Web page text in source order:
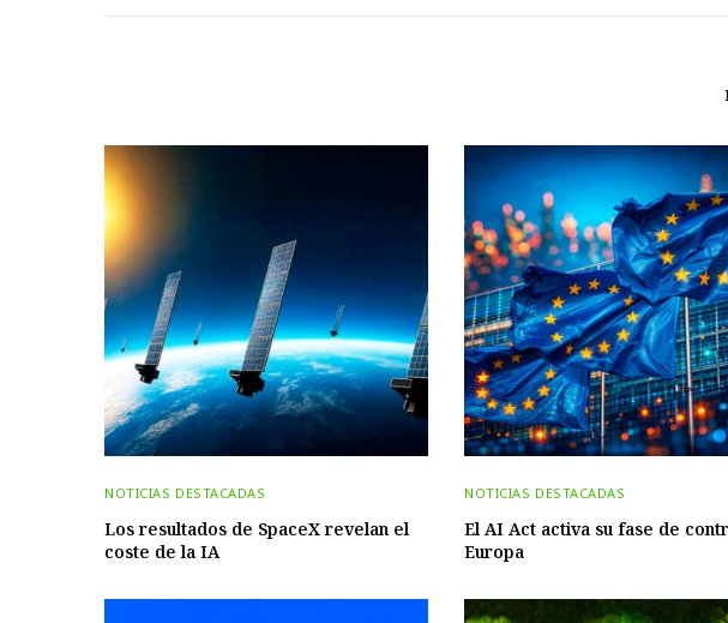
NOTICIAS DESTACADAS
Los resultados de SpaceX revelan el
coste de la IA
NOTICIAS DESTACADAS
El AI Act activa su fase de
Europa